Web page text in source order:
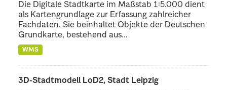
Die Digitale Stadtkarte im Maßstab 1:5.000 dient
als Kartengrundlage zur Erfassung zahlreicher
Fachdaten. Sie beinhaltet Objekte der Deutschen
Grundkarte, bestehend aus...
WMS
3D-Stadtmodell LoD2, Stadt Leipzig